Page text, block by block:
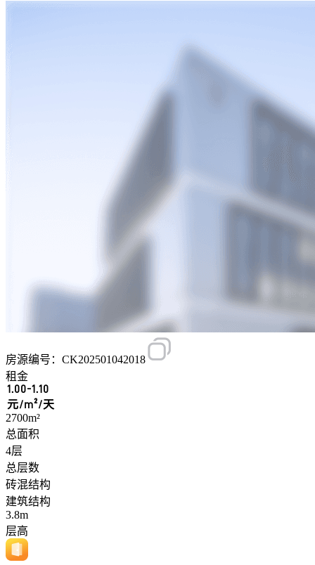
房源编号：CK202501042018
租金
1.00-1.10
元/m²/天
2700m²
总面积
4层
总层数
砖混结构
建筑结构
3.8m
层高